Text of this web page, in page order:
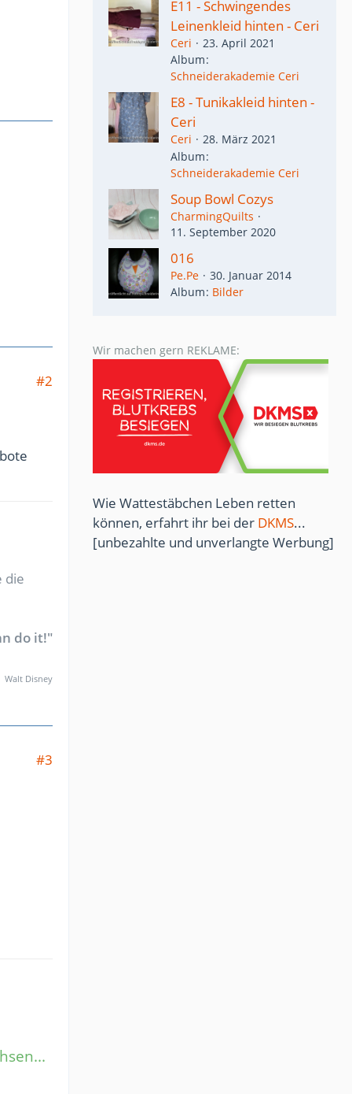
#2
die
do it!"
Walt Disney
#3
E11 - Schwingendes
Leinenkleid hinten - Ceri
Ceri
23. April 2021
Album
Schneiderakademie Ceri
E8 - Tunikakleid hinten -
Ceri
Ceri
28. März 2021
Album
Schneiderakademie Ceri
Soup Bowl Cozys
CharmingQuilts
11. September 2020
016
Pe.Pe
30. Januar 2014
Album Bilder
Wir machen gern REKLAME:
Wie Wattestäbchen Leben retten
können, erfahrt ihr bei der DKMS...
[unbezahlte und unverlangte Werbung]